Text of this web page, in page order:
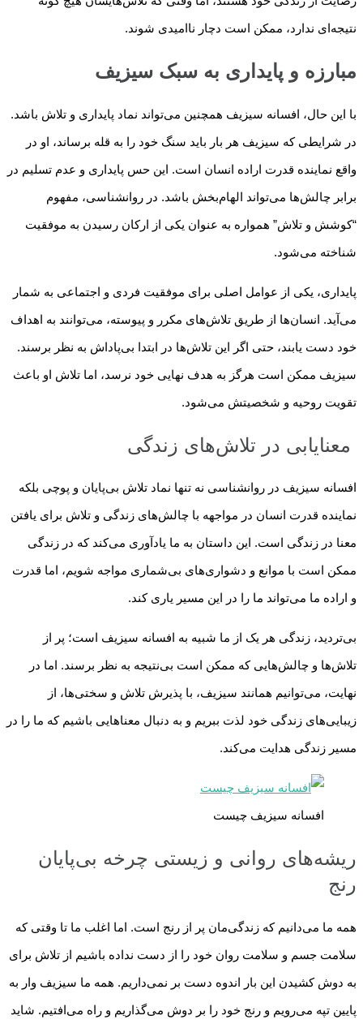
نتیجه‌ای ندارد، ممکن است دچار ناامیدی شوند.
مبارزه و پایداری به سبک سیزیف
با این حال، افسانه سیزیف همچنین می‌تواند نماد پایداری و تلاش باشد.
در شرایطی که سیزیف هر بار باید سنگ خود را به قله برساند، او در
واقع نماینده قدرت اراده انسان است. این حس پایداری و عدم تسلیم در
برابر چالش‌ها می‌تواند الهام‌بخش باشد. در روانشناسی، مفهوم
“کوشش و تلاش” همواره به عنوان یکی از ارکان رسیدن به موفقیت
شناخته می‌شود.
پایداری، یکی از عوامل اصلی برای موفقیت فردی و اجتماعی به شمار
می‌آید. انسان‌ها از طریق تلاش‌های مکرر و پیوسته، می‌توانند به اهداف
خود دست یابند، حتی اگر این تلاش‌ها در ابتدا بی‌پاداش به نظر برسند.
سیزیف ممکن است هرگز به هدف نهایی خود نرسد، اما تلاش او باعث
تقویت روحیه و شخصیتش می‌شود.
معنایابی در تلاش‌های زندگی
افسانه سیزیف در روانشناسی نه تنها نماد تلاش بی‌پایان و پوچی بلکه
نماینده قدرت انسان در مواجهه با چالش‌های زندگی و تلاش برای یافتن
معنا در زندگی است. این داستان به ما یادآوری می‌کند که در زندگی
ممکن است با موانع و دشواری‌های بی‌شماری مواجه شویم، اما قدرت
و اراده ما می‌تواند ما را در این مسیر یاری کند.
بی‌تردید، زندگی هر یک از ما شبیه به افسانه سیزیف است؛ پر از
تلاش‌ها و چالش‌هایی که ممکن است بی‌نتیجه به نظر برسند. اما در
نهایت، می‌توانیم همانند سیزیف، با پذیرش تلاش و سختی‌ها، از
زیبایی‌های زندگی خود لذت ببریم و به دنبال معناهایی باشیم که ما را در
مسیر زندگی هدایت می‌کند.
افسانه سیزیف چیست
ریشه‌های روانی و زیستی چرخه بی‌پایان
رنج
همه ما می‌دانیم که زندگی‌مان پر از رنج است. اما اغلب ما تا وقتی که
سلامت جسم و سلامت روان خود را از دست نداده باشیم از تلاش برای
به دوش کشیدن این بار اندوه دست بر نمی‌داریم. همه ما سیزیف وار به
پایین تپه می‌رویم و رنج خود را بر دوش می‌گذاریم و راه می‌افتیم. شاید